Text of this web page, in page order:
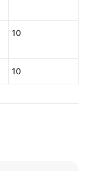
10
10